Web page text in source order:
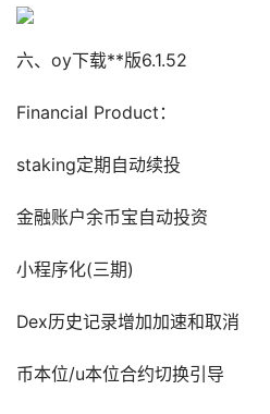
六、oy下载**版6.1.52
Financial Product：
staking定期自动续投
金融账户余币宝自动投资
小程序化(三期)
Dex历史记录增加加速和取消
币本位/u本位合约切换引导